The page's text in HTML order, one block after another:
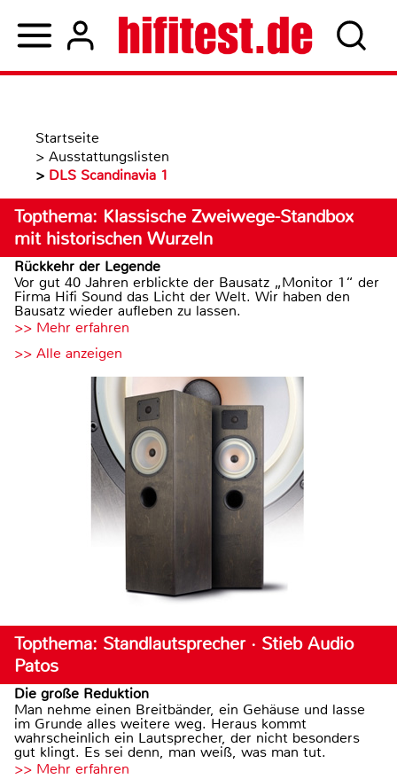
Startseite
> Ausstattungslisten
> DLS Scandinavia 1
Topthema: Klassische Zweiwege-Standbox
mit historischen Wurzeln
Rückkehr der Legende
Vor gut 40 Jahren erblickte der Bausatz „Monitor 1“ der
Firma Hifi Sound das Licht der Welt. Wir haben den
Bausatz wieder aufleben zu lassen.
>> Mehr erfahren
>> Alle anzeigen
Topthema: Standlautsprecher · Stieb Audio
Patos
Die große Reduktion
Man nehme einen Breitbänder, ein Gehäuse und lasse
im Grunde alles weitere weg. Heraus kommt
wahrscheinlich ein Lautsprecher, der nicht besonders
gut klingt. Es sei denn, man weiß, was man tut.
>> Mehr erfahren